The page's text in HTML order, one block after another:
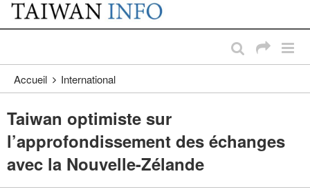
Passer au contenu principal
:::
Accueil International
Taiwan optimiste sur
l’approfondissement des échanges
avec la Nouvelle-Zélande